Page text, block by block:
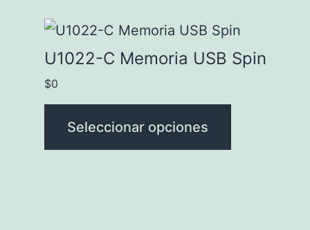
pueden
elegir
en
la
página
U1022-C Memoria USB Spin
$0
Seleccionar opciones
Este
producto
tiene
variantes.
Las